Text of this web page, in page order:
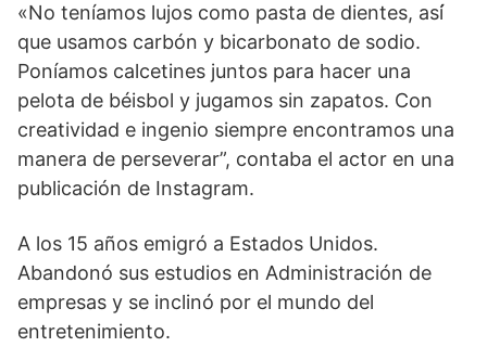
«No teníamos lujos como pasta de dientes, así́
que usamos carbón y bicarbonato de sodio.
Poníamos calcetines juntos para hacer una
pelota de béisbol y jugamos sin zapatos. Con
creatividad e ingenio siempre encontramos una
manera de perseverar”, contaba el actor en una
publicación de Instagram.
A los 15 años emigró a Estados Unidos.
Abandonó sus estudios en Administración de
empresas y se inclinó por el mundo del
entretenimiento.